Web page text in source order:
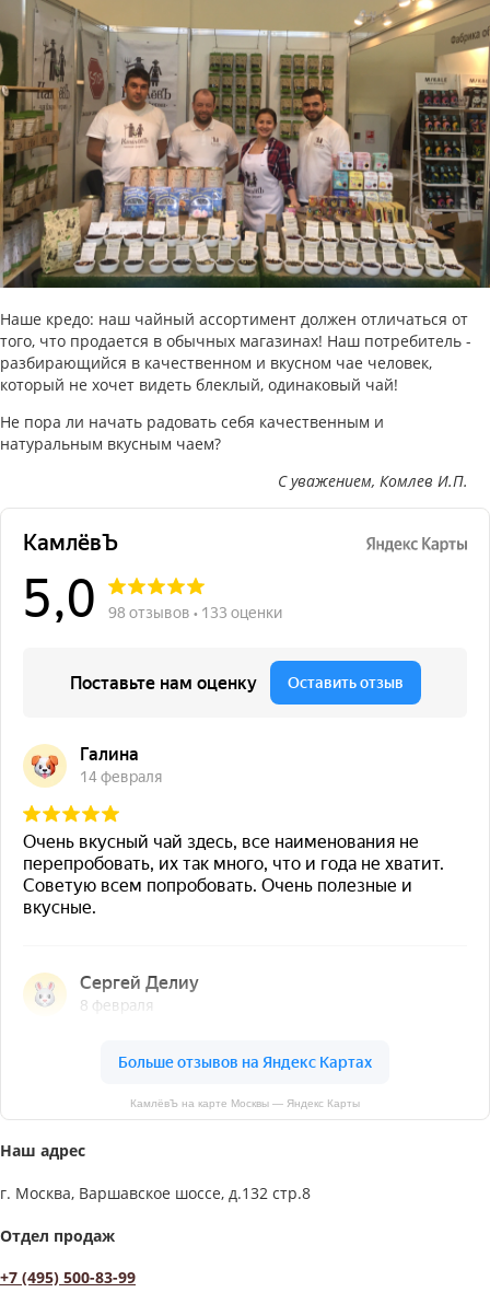
Наше кредо: наш чайный ассортимент должен отличаться от
того, что продается в обычных магазинах! Наш потребитель -
разбирающийся в качественном и вкусном чае человек,
который не хочет видеть блеклый, одинаковый чай!
Не пора ли начать радовать себя качественным и
натуральным вкусным чаем?
C уважением, Комлев И.П.
КамлёвЪ на карте Москвы — Яндекс Карты
Наш адрес
г. Москва, Варшавское шоссе, д.132 стр.8
Отдел продаж
+7 (495) 500-83-99